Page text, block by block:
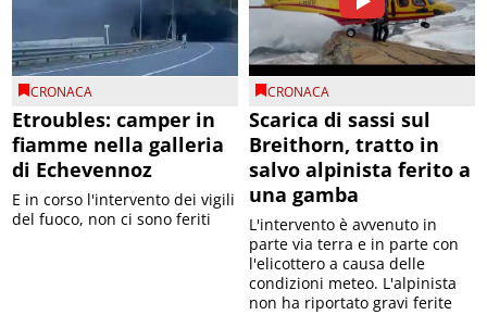
CRONACA
Etroubles: camper in
fiamme nella galleria
di Echevennoz
E in corso l'intervento dei vigili
del fuoco, non ci sono feriti
CRONACA
Scarica di sassi sul
Breithorn, tratto in
salvo alpinista ferito a
una gamba
L'intervento è avvenuto in
parte via terra e in parte con
l'elicottero a causa delle
condizioni meteo. L'alpinista
non ha riportato gravi ferite